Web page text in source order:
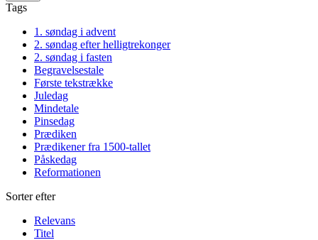
Tags
1. søndag i advent
2. søndag efter helligtrekonger
2. søndag i fasten
Begravelsestale
Første tekstrække
Juledag
Mindetale
Pinsedag
Prædiken
Prædikener fra 1500-tallet
Påskedag
Reformationen
Sorter efter
Relevans
Titel